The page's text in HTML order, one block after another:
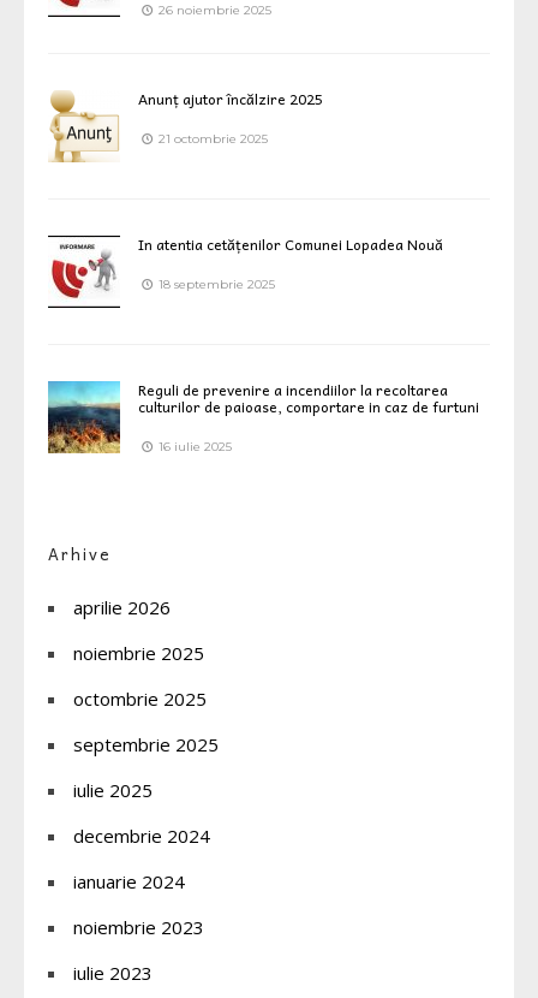
26 noiembrie 2025
Anunț ajutor încălzire 2025
21 octombrie 2025
In atentia cetățenilor Comunei Lopadea Nouă
18 septembrie 2025
Reguli de prevenire a incendiilor la recoltarea
culturilor de paioase, comportare in caz de furtuni
16 iulie 2025
Arhive
aprilie 2026
noiembrie 2025
octombrie 2025
septembrie 2025
iulie 2025
decembrie 2024
ianuarie 2024
noiembrie 2023
iulie 2023